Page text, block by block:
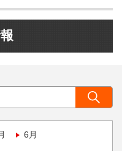
6月